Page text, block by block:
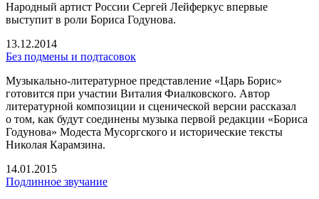
Народный артист России Сергей Лейферкус впервые
выступит в роли Бориса Годунова.
13.12.2014
Без подмены и подтасовок
Музыкально-литературное представление «Царь Борис»
готовится при участии Виталия Фиалковского. Автор
литературной композиции и сценической версии рассказал
о том, как будут соединены музыка первой редакции «Бориса
Годунова» Модеста Мусоргского и исторические тексты
Николая Карамзина.
14.01.2015
Подлинное звучание